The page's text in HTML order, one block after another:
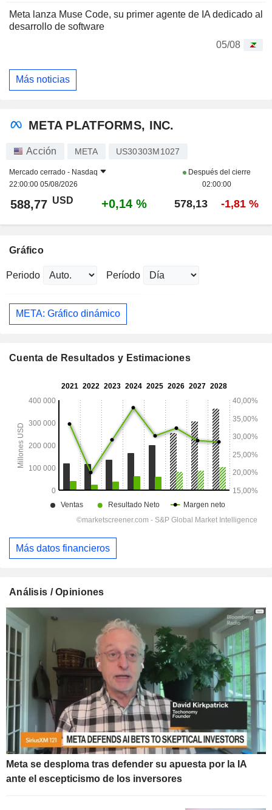
Meta lanza Muse Code, su primer agente de IA dedicado al
desarrollo de software
05/08
Más noticias
META PLATFORMS, INC.
Acción META US30303M1027
Mercado cerrado - Nasdaq
22:00:00 05/08/2026
Después del cierre
02:00:00
588,77 USD +0,14 % 578,13 -1,81 %
Gráfico
Periodo Período
META: Gráfico dinámico
Cuenta de Resultados y Estimaciones
Más datos financieros
Análisis / Opiniones
Meta se desploma tras defender su apuesta por la IA
ante el escepticismo de los inversores